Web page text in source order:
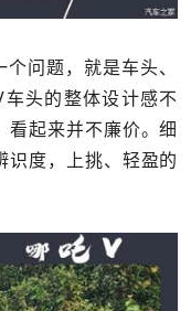
问题，就是车头、
头的整体设计感不
起来并不廉价。细
度，上挑、轻盈的